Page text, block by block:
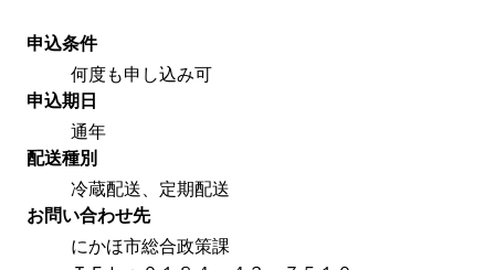
申込条件
何度も申し込み可
申込期日
通年
配送種別
冷蔵配送、定期配送
お問い合わせ先
にかほ市総合政策課